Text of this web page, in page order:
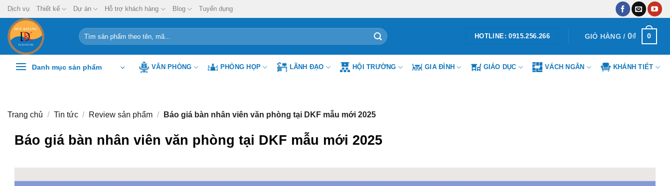
Chuyển
đến
nội
dung
Dịch vụ Thiết kế Dự án Hỗ trợ khách hàng Blog Tuyển dụng
Tìm
kiếm:
HOTLINE: 0915.256.266 GIỎ HÀNG / 0₫ 0
Danh mục sản phẩm VĂN PHÒNG PHÒNG HỌP LÃNH ĐẠO HỘI TRƯỜNG GIA ĐÌNH GIÁO DỤC VÁCH NGĂN KHÁNH TIẾT
Trang chủ / Tin tức / Review sản phẩm / Báo giá bàn nhân viên văn phòng tại DKF mẫu mới 2025
Báo giá bàn nhân viên văn phòng tại DKF mẫu mới 2025